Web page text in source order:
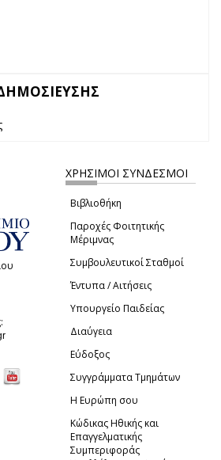
έτος filter
(link sends e-mail)
ΧΡΗΣΙΜΟΙ ΣΥΝΔΕΣΜΟΙ
Βιβλιοθήκη
Παροχές Φοιτητικής
Μέριμνας
Συμβουλευτικοί Σταθμοί
Έντυπα / Αιτήσεις
Υπουργείο Παιδείας
Διαύγεια
Εύδοξος
Συγγράμματα Τμημάτων
Η Ευρώπη σου
Κώδικας Ηθικής και
Επαγγελματικής
Συμπεριφοράς